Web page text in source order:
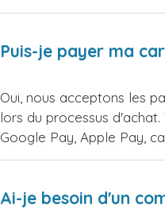
Puis-je payer ma
Oui, nous acceptons les
lors du processus
Google Pay, Apple Pay,
Ai-je besoin d'un